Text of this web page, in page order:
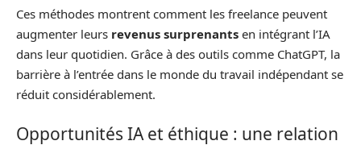
Ces méthodes montrent comment les freelance peuvent
augmenter leurs revenus surprenants en intégrant l’IA
dans leur quotidien. Grâce à des outils comme ChatGPT, la
barrière à l’entrée dans le monde du travail indépendant se
réduit considérablement.
Opportunités IA et éthique : une relation